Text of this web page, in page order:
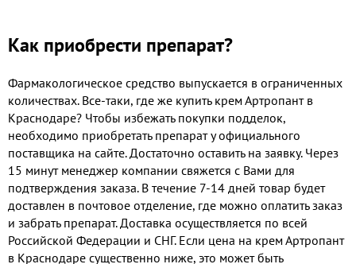
Как приобрести препарат?
Фармакологическое средство выпускается в ограниченных
количествах. Все-таки, где же купить крем Артропант в
Краснодаре? Чтобы избежать покупки подделок,
необходимо приобретать препарат у официального
поставщика на сайте. Достаточно оставить на заявку. Через
15 минут менеджер компании свяжется с Вами для
подтверждения заказа. В течение 7-14 дней товар будет
доставлен в почтовое отделение, где можно оплатить заказ
и забрать препарат. Доставка осуществляется по всей
Российской Федерации и СНГ. Если цена на крем Артропант
в Краснодаре существенно ниже, это может быть